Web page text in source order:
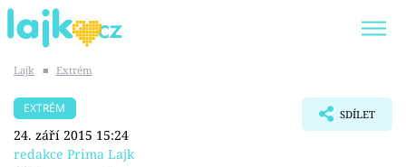
SHOPAHOLICADEL
Lajk ■ Extrém
EXTRÉM
24. září 2015 15:24
redakce Prima Lajk
SDÍLET